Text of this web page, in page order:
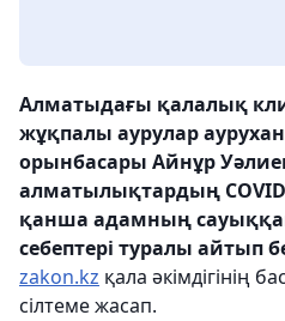
Алматыдағы қалалық
жұқпалы аурулар
орынбасары Айнұр
алматылықтардың
қанша адамның
себептері туралы айтып
zakon.kz қала әкімдігінің
сілтеме жасап.